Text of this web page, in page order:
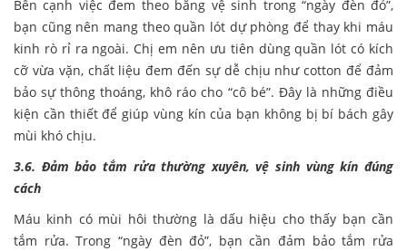
Bên cạnh việc đem theo băng vệ sinh trong “ngày đèn đỏ”,
bạn cũng nên mang theo quần lót dự phòng để thay khi máu
kinh rò rỉ ra ngoài. Chị em nên ưu tiên dùng quần lót có kích
cỡ vừa vặn, chất liệu đem đến sự dễ chịu như cotton để đảm
bảo sự thông thoáng, khô ráo cho “cô bé”. Đây là những điều
kiện cần thiết để giúp vùng kín của bạn không bị bí bách gây
mùi khó chịu.
3.6. Đảm bảo tắm rửa thường xuyên, vệ sinh vùng kín đúng
cách
Máu kinh có mùi hôi thường là dấu hiệu cho thấy bạn cần
tắm rửa. Trong “ngày đèn đỏ”, bạn cần đảm bảo tắm rửa